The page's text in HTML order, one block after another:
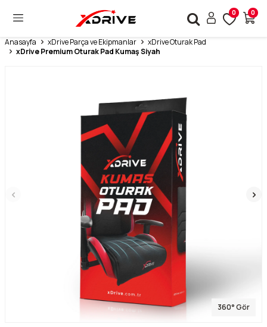
0 0
Anasayfa xDrive Parça ve Ekipmanlar
xDrive Oturak Pad
xDrive Premium Oturak Pad Kumaş Siyah
360° Gör